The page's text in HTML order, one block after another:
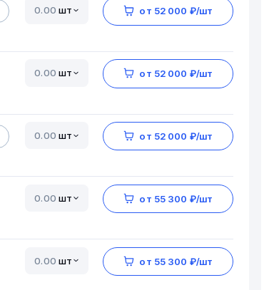
шт от 52 000 ₽/шт
шт от 52 000 ₽/шт
шт от 52 000 ₽/шт
шт от 55 300 ₽/шт
шт от 55 300 ₽/шт